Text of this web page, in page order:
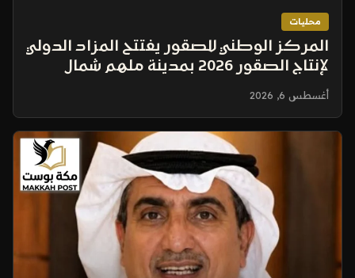
محليات
المركز الوطني للصقور يفتتح المزاد الدولي
لإنتاج الصقور 2026 بمدينة ملهم شمال
الرياض
أغسطس 6, 2026